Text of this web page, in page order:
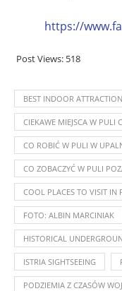
https://
Post Views: 518
BEST INDOOR
CIEKAWE MIEJSCA W PULI
CO ROBIĆ W PULI W
CO ZOBACZYĆ W PULI
COOL PLACES TO VISIT IN
FOTO: ALBIN MARCINIAK
HISTORICAL
ISTRIA SIGHTSEEING
PODZIEMIA Z CZASÓW